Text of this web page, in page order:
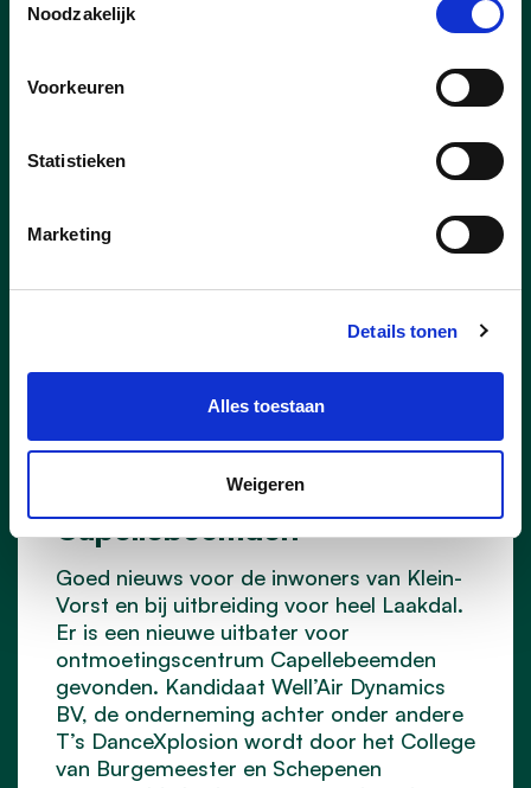
Noodzakelijk
Voorkeuren
Statistieken
Marketing
Details tonen
Alles toestaan
Weigeren
Nieuws uit Laakdal
Nieuwe concessionaris voor
Capellebeemden
27/07/26
Goed nieuws voor de inwoners van Klein-
Vorst en bij uitbreiding voor heel Laakdal.
Er is een nieuwe uitbater voor
ontmoetingscentrum Capellebeemden
gevonden. Kandidaat Well’Air Dynamics
BV, de onderneming achter onder andere
T’s DanceXplosion wordt door het College
van Burgemeester en Schepenen